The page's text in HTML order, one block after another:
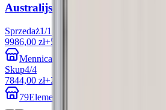
Australijski Dziobak 1 uncja
Sprzedaż1/1
9986,00 zł+51.50%
Mennica Kapitałowa
Skup4/4
7844,00 zł+21.45%
79Element